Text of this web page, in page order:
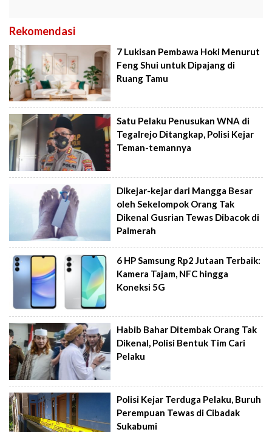
Rekomendasi
7 Lukisan Pembawa Hoki Menurut
Feng Shui untuk Dipajang di
Ruang Tamu
Satu Pelaku Penusukan WNA di
Tegalrejo Ditangkap, Polisi Kejar
Teman-temannya
Dikejar-kejar dari Mangga Besar
oleh Sekelompok Orang Tak
Dikenal Gusrian Tewas Dibacok di
Palmerah
6 HP Samsung Rp2 Jutaan Terbaik:
Kamera Tajam, NFC hingga
Koneksi 5G
Habib Bahar Ditembak Orang Tak
Dikenal, Polisi Bentuk Tim Cari
Pelaku
Polisi Kejar Terduga Pelaku, Buruh
Perempuan Tewas di Cibadak
Sukabumi